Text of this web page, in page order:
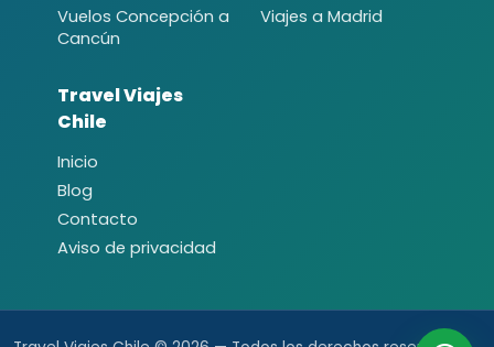
Vuelos Concepción a
Cancún
Viajes a Madrid
Travel Viajes
Chile
Inicio
Blog
Contacto
Aviso de privacidad